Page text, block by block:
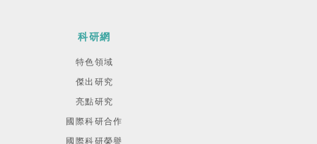
科研網
特色領域
傑出研究
亮點研究
國際科研合作
國際科研榮譽